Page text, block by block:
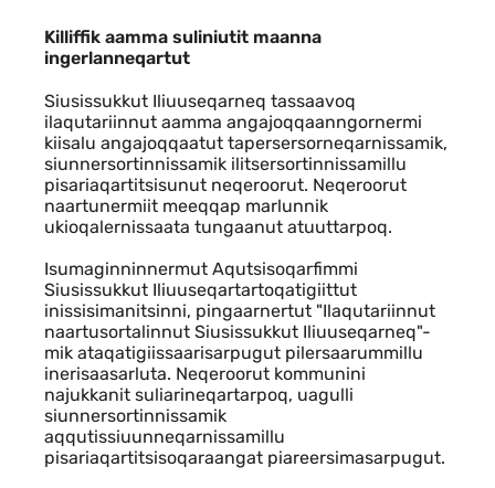
Killiffik aamma suliniutit maanna
Killiffik aamma suliniutit maanna
ingerlanneqartut
Siusissukkut Iliuuseqarneq tassaavoq
ilaqutariinnut aamma angajoqqaanngornermi
kiisalu angajoqqaatut tapersersorneqarnissamik,
siunnersortinnissamik ilitsersortinnissamillu
pisariaqartitsisunut neqeroorut. Neqeroorut
naartunermiit meeqqap marlunnik
ukioqalernissaata tungaanut atuuttarpoq.
Isumaginninnermut Aqutsisoqarfimmi
Siusissukkut Iliuuseqartartoqatigiittut
inissisimanitsinni, pingaarnertut "Ilaqutariinnut
naartusortalinnut Siusissukkut Iliuuseqarneq"-
mik ataqatigiissaarisarpugut pilersaarummillu
inerisaasarluta. Neqeroorut kommunini
najukkanit suliarineqartarpoq, uagulli
siunnersortinnissamik
aqqutissiuunneqarnissamillu
pisariaqartitsisoqaraangat piareersimasarpugut.